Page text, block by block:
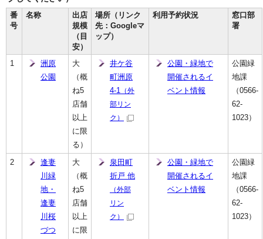
番
号
名称
出店
規模
（目
安）
場所（リンク
先：Googleマ
ップ）
利用予約状況
窓口部
署
1
洲原
公園
大
（概
ね5
店舗
以上
に限
る）
井ケ谷
町洲原
4-1 （外
部リン
ク）
公園・緑地で
開催されるイ
ベント情報
公園緑
地課
（0566-
62-
1023）
2
逢妻
川緑
地・
逢妻
川桜
づつ
大
（概
ね5
店舗
以上
に限
泉田町
折戸 他
（外部
リン
ク）
公園・緑地で
開催されるイ
ベント情報
公園緑
地課
（0566-
62-
1023）